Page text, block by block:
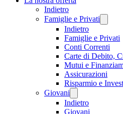
Indietro
Famiglie e Privati
Indietro
Famiglie e Privati
Conti Correnti
Carte di Debito,
Mutui e
Assicurazioni
Risparmio e
Giovani
Indietro
Giovani